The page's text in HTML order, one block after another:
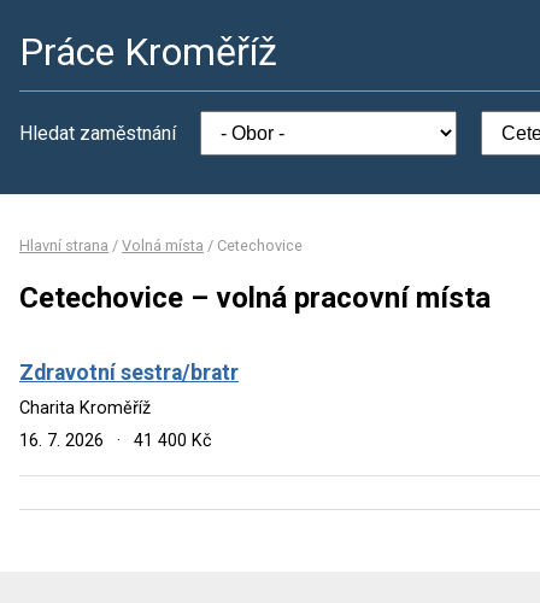
Práce Kroměříž
Hledat zaměstnání
Hlavní strana / Volná místa / Cetechovice
Cetechovice – volná pracovní místa
Zdravotní sestra/bratr
Charita Kroměříž
16. 7. 2026
· 41 400 Kč